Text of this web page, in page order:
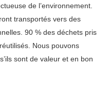
de l’environnement.
transportés vers des
90 % des déchets pris
Nous pouvons
sont de valeur et en bon